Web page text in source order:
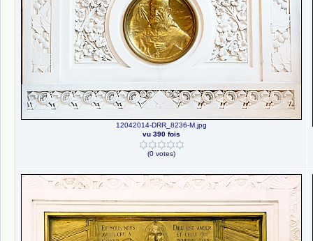
12042014-DRR_8236-M.jpg
vu 390 fois
(0 votes)